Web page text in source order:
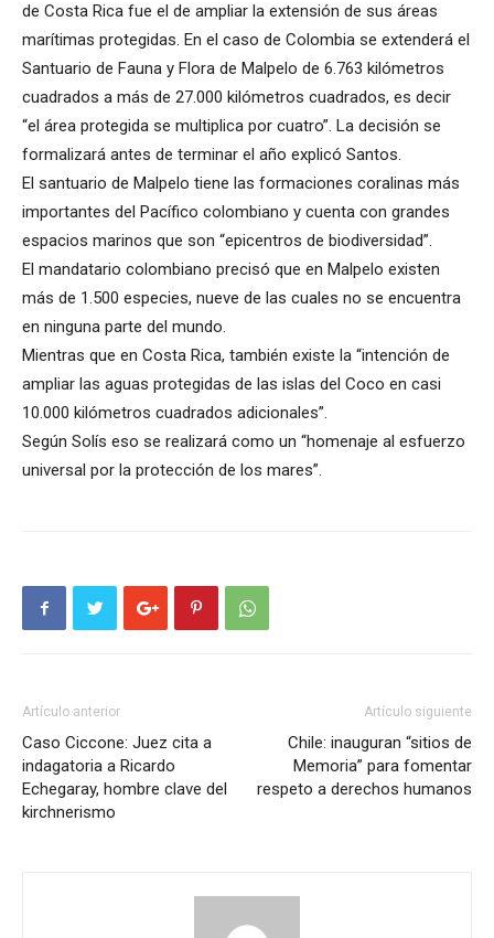
de Costa Rica fue el de ampliar la extensión de sus áreas
marítimas protegidas. En el caso de Colombia se extenderá el
Santuario de Fauna y Flora de Malpelo de 6.763 kilómetros
cuadrados a más de 27.000 kilómetros cuadrados, es decir
“el área protegida se multiplica por cuatro”. La decisión se
formalizará antes de terminar el año explicó Santos.
El santuario de Malpelo tiene las formaciones coralinas más
importantes del Pacífico colombiano y cuenta con grandes
espacios marinos que son “epicentros de biodiversidad”.
El mandatario colombiano precisó que en Malpelo existen
más de 1.500 especies, nueve de las cuales no se encuentra
en ninguna parte del mundo.
Mientras que en Costa Rica, también existe la “intención de
ampliar las aguas protegidas de las islas del Coco en casi
10.000 kilómetros cuadrados adicionales”.
Según Solís eso se realizará como un “homenaje al esfuerzo
universal por la protección de los mares”.
Artículo anterior
Caso Ciccone: Juez cita a
indagatoria a Ricardo
Echegaray, hombre clave del
kirchnerismo
Artículo siguiente
Chile: inauguran “sitios de
Memoria” para fomentar
respeto a derechos humanos